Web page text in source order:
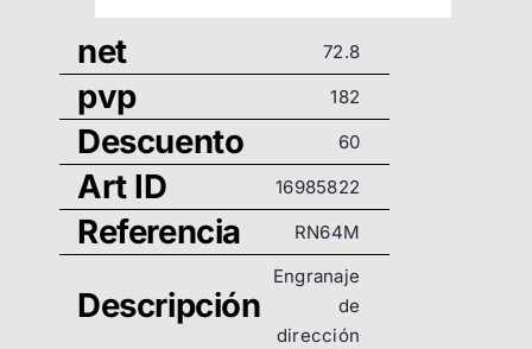
net 72.8
pvp 182
Descuento 60
Art ID 16985822
Referencia RN64M
Descripción
Engranaje
de
dirección